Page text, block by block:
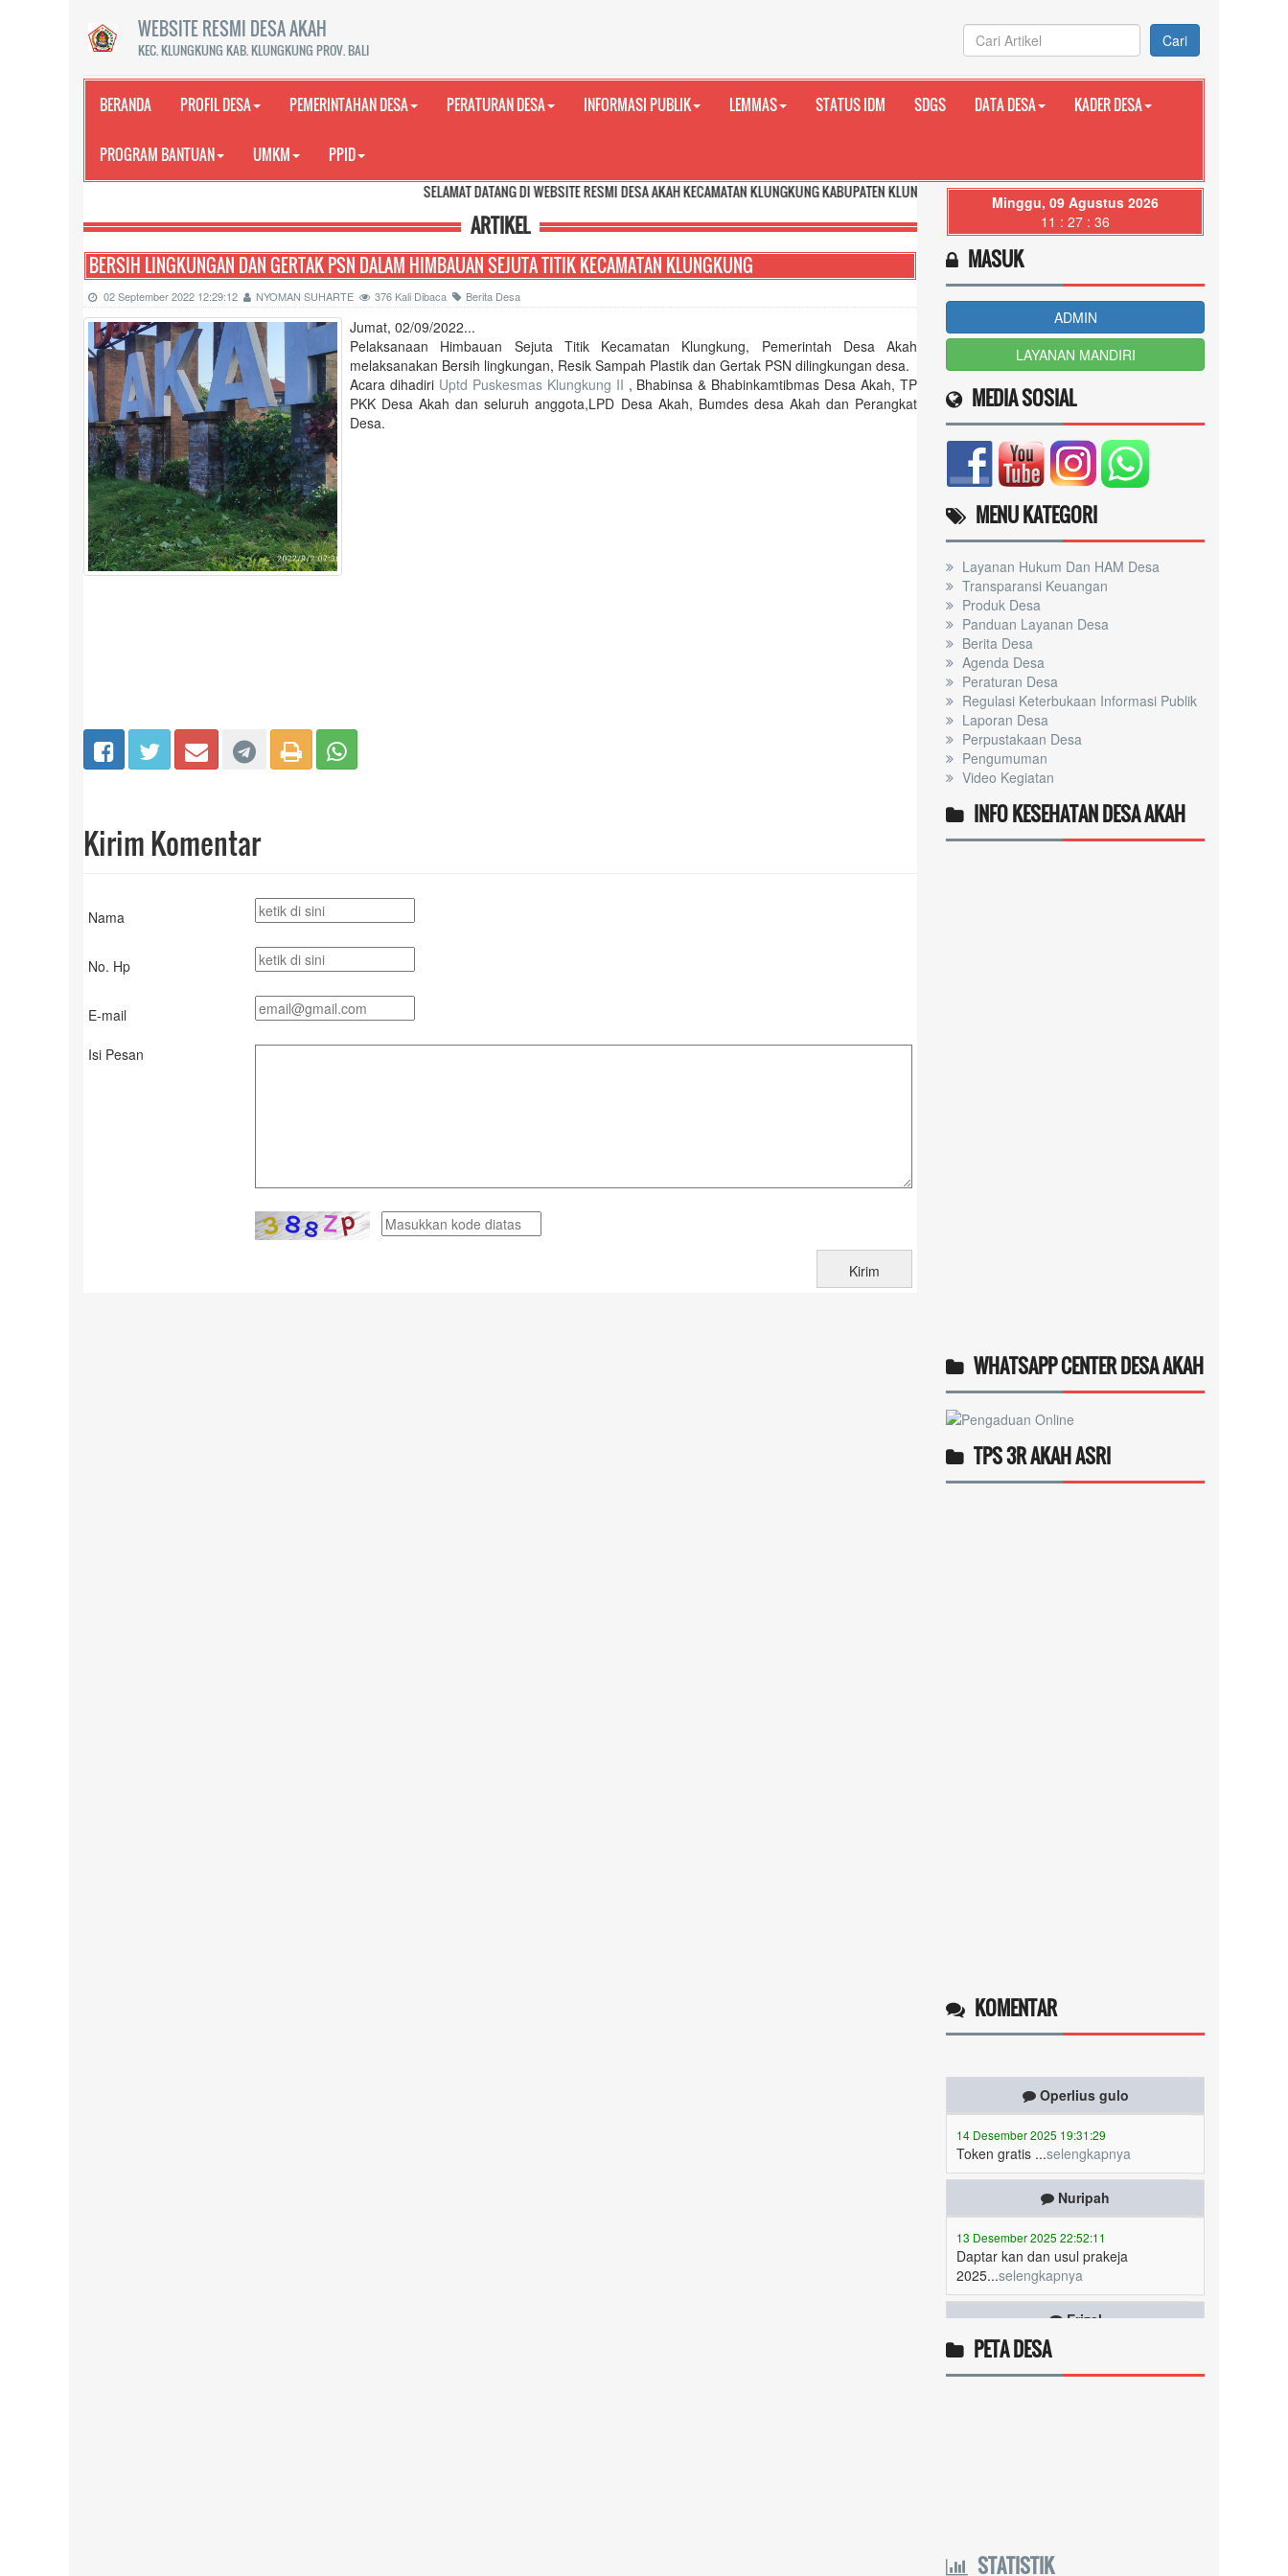
WEBSITE RESMI DESA AKAH
KEC. KLUNGKUNG KAB. KLUNGKUNG PROV. BALI Cari
BERANDA PROFIL DESA PEMERINTAHAN DESA PERATURAN DESA INFORMASI PUBLIK LEMMAS STATUS IDM SDGS DATA DESA KADER DESA
PROGRAM BANTUAN UMKM PPID
SELAMAT DATANG DI WEBSITE RESMI DESA AKAH KECAMATAN KLUNGKUNG KABUPATEN KLUNGKUNG PROVINSI BALI
ARTIKEL
BERSIH LINGKUNGAN DAN GERTAK PSN DALAM HIMBAUAN SEJUTA TITIK KECAMATAN KLUNGKUNG
02 September 2022 12:29:12 NYOMAN SUHARTE 376 Kali Dibaca Berita Desa
Jumat, 02/09/2022...
Pelaksanaan Himbauan Sejuta Titik Kecamatan Klungkung, Pemerintah Desa Akah
melaksanakan Bersih lingkungan, Resik Sampah Plastik dan Gertak PSN dilingkungan desa.
Acara dihadiri Uptd Puskesmas Klungkung II , Bhabinsa & Bhabinkamtibmas Desa Akah, TP
PKK Desa Akah dan seluruh anggota,LPD Desa Akah, Bumdes desa Akah dan Perangkat
Desa.
Kirim Komentar
Nama
No. Hp
E-mail
Isi Pesan
Minggu, 09 Agustus 2026
11 : 27 : 37
MASUK
ADMIN
LAYANAN MANDIRI
MEDIA SOSIAL
MENU KATEGORI
Layanan Hukum Dan HAM Desa
Transparansi Keuangan
Produk Desa
Panduan Layanan Desa
Berita Desa
Agenda Desa
Peraturan Desa
Regulasi Keterbukaan Informasi Publik
Laporan Desa
Perpustakaan Desa
Pengumuman
Video Kegiatan
INFO KESEHATAN DESA AKAH
WHATSAPP CENTER DESA AKAH
TPS 3R AKAH ASRI
KOMENTAR
14 Desember 2025 19:31:29
Token gratis ...selengkapnya
Nuripah
13 Desember 2025 22:52:11
Daptar kan dan usul prakeja
2025...selengkapnya
Erizal
09 Desember 2025 13:48:42
Token listrik...selengkapnya
PETA DESA
STATISTIK